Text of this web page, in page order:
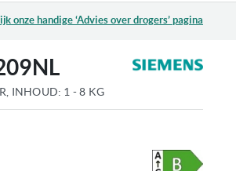
onze handige ‘Advies overdrogers’ pagina
INHOUD: 1 - 8 KG